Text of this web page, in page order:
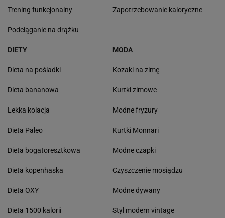
Trening funkcjonalny
Podciąganie na drążku
Zapotrzebowanie kaloryczne
DIETY
Dieta na pośladki
Dieta bananowa
Lekka kolacja
Dieta Paleo
Dieta bogatoresztkowa
Dieta kopenhaska
Dieta OXY
Dieta 1500 kalorii
MODA
Kozaki na zimę
Kurtki zimowe
Modne fryzury
Kurtki Monnari
Modne czapki
Czyszczenie mosiądzu
Modne dywany
Styl modern vintage